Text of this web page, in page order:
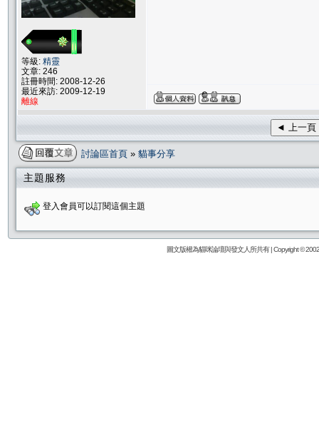
等級: 精靈
文章: 246
註冊時間: 2008-12-26
最近來訪: 2009-12-19
離線
◄ 上一頁
討論區首頁 » 貓事分享
主題服務
登入會員可以訂閱這個主題
圖文版權為貓咪論壇與發文人所共有 | Copyright ©